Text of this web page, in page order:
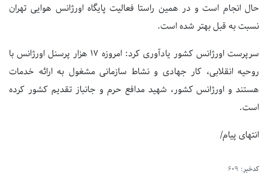
حال انجام است و در همین راستا فعالیت پایگاه اورژانس هوایی تهران
نسبت به قبل بهتر شده است.
سرپرست اورژانس کشور یادآوری کرد: امروزه 17 هزار پرسنل اورژانس با
روحیه انقلابی، کار جهاد‌ی و نشاط سازمانی مشغول به ارائه خدمات
هستند و اورژانس کشور، شهید مدافع حرم و جانباز تقدیم کشور کرده‌
است.
انتهای پیام/
کدخبر: 609